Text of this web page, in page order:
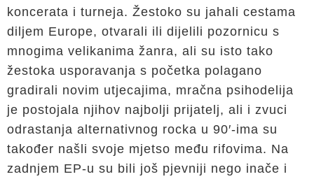
koncerata i turneja. Žestoko su jahali cestama
diljem Europe, otvarali ili dijelili pozornicu s
mnogima velikanima žanra, ali su isto tako
žestoka usporavanja s početka polagano
gradirali novim utjecajima, mračna psihodelija
je postojala njihov najbolji prijatelj, ali i zvuci
odrastanja alternativnog rocka u 90′-ima su
također našli svoje mjetso među rifovima. Na
zadnjem EP-u su bili još pjevniji nego inače i